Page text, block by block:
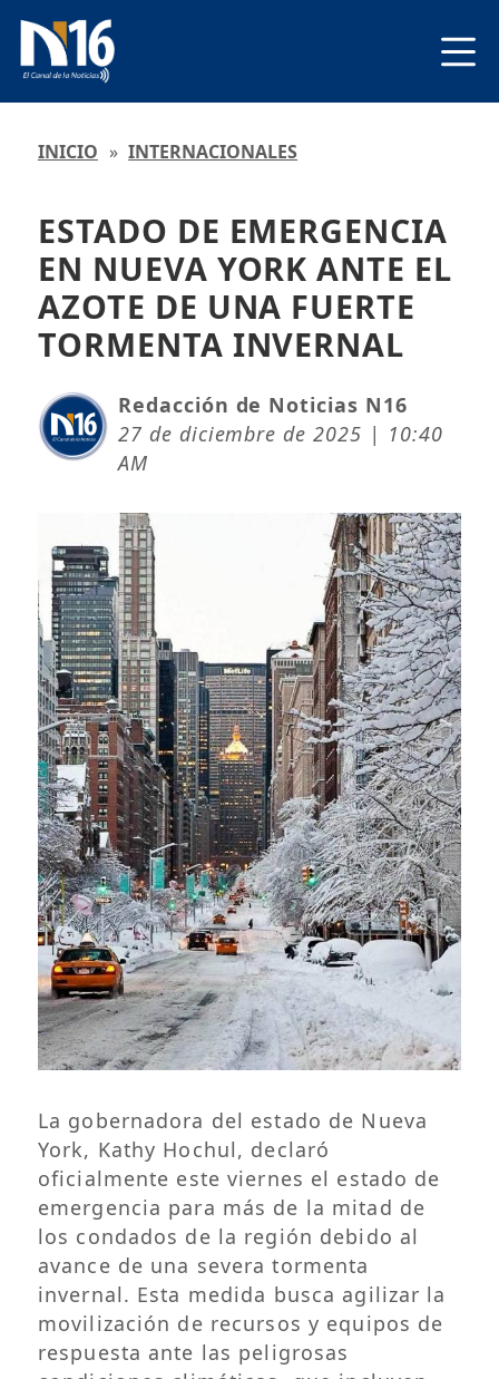
INICIO » INTERNACIONALES
ESTADO DE EMERGENCIA
EN NUEVA YORK ANTE EL
AZOTE DE UNA FUERTE
TORMENTA INVERNAL
Redacción de Noticias N16
27 de diciembre de 2025 | 10:40
AM
La gobernadora del estado de Nueva
York, Kathy Hochul, declaró
oficialmente este viernes el estado de
emergencia para más de la mitad de
los condados de la región debido al
avance de una severa tormenta
invernal. Esta medida busca agilizar la
movilización de recursos y equipos de
respuesta ante las peligrosas